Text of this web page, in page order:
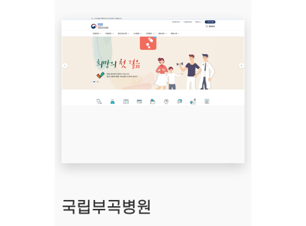
국립부곡병원